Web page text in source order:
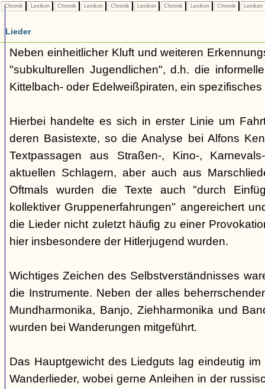
Chronik Lexikon Chronik Lexikon Chronik Lexikon Chronik Lexikon Chronik Lexikon
Lieder
Neben einheitlicher Kluft und weiteren
"subkulturellen Jugendlichen", d.h. die
Kittelbach- oder Edelweißpiraten, ein
Hierbei handelte es sich in erster Linie um
deren Basistexte, so die Analyse bei Alfons
Textpassagen aus Straßen-, Kino-,
aktuellen Schlagern, aber auch aus
Oftmals wurden die Texte auch "durch
kollektiver Gruppenerfahrungen" angereichert
die Lieder nicht zuletzt häufig zu einer
hier insbesondere der Hitlerjugend wurden.
Wichtiges Zeichen des Selbstverständnisses
die Instrumente. Neben der alles
Mundharmonika, Banjo, Ziehharmonika und
wurden bei Wanderungen mitgeführt.
Das Hauptgewicht des Liedguts lag eindeutig
Wanderlieder, wobei gerne Anleihen in der